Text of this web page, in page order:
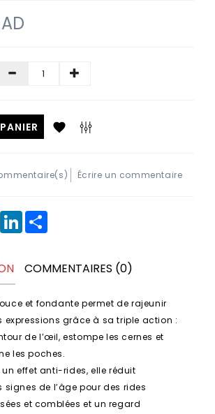
Écrire un commentaire
PinterestLinkedIn
COMMENTAIRES (0)
et fondante permet de rajeunir
expressions grâce à sa triple action :
de l’œil, estompe les cernes et
les poches.
un effet anti-rides, elle réduit
signes de l’âge pour des rides
et comblées et un regard